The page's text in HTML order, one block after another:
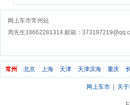
网上车市常州站
周先生18662281314 邮箱：
常州 北京 上海 天津 天津滨海 重庆
网上车市| 关